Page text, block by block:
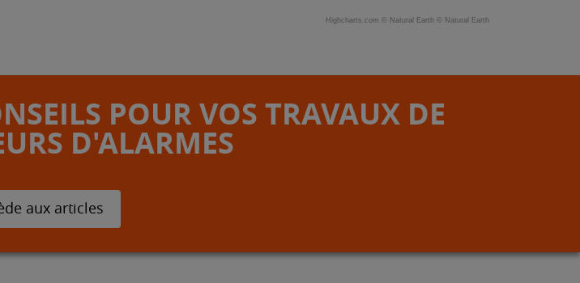
Highcharts.com © Natural Earth © Natural Earth
POUR VOS TRAVAUX DE
D'ALARMES
aux articles